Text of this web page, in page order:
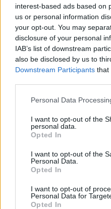
interest-based ads based on
us or personal information
your opt-out. You may
disclosure of your personal
IAB’s list of downstream
also be disclosed by us to
Downstream Participants that
Personal Data
I want to opt-out of the
personal data.
Opted In
I want to opt-out of the
Personal Data.
Opted In
I want to opt-out of
Personal Data for
Opted In
2026. augusztus 08.,
Vaddisznó
metróba,
majd kilőtték –